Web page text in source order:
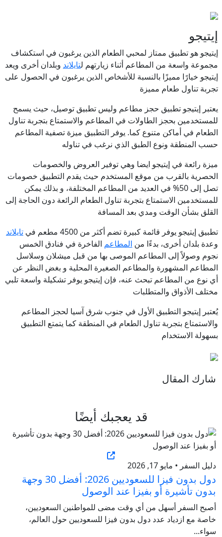
إيتيجو
إيتيجو هو تطبيق ممتاز لمحبي الطعام الذين يرغبون في استكشاف
مجموعة واسعة من المطاعم أثناء زيارتهم لتايلاند وبلدان أخرى ويعد
إيتيجو خيارًا مميزًا بالنسبة للأشخاص الذين يرغبون في الحصول على
تجربة تناول طعام مميزة
يعتبر إيتيجو تطبيق حجز مطاعم وليس تطبيق توصيل، حيث يسمح
للمستخدمين بحجز الطاولات في المطاعم والاستمتاع بتجربة تناول
الطعام في أماكن متنوع كما. يوفر التطبيق ميزة تصفية المطاعم
حسب المنطقة ونوع الطبق الذي نرغب في تناوله
ميزة رائعة في إيتيجو ايضا وهي توفير العروض والخصومات
الحصرية بالقرب من موقع المستخدم حيث يقدم التطبيق خصومات
تصل إلى 50% في العديد من المطاعم المختلفة، و بذلك يمكن
للمستخدمين الاستمتاع بتجربة تناول الطعام الرائعة دون الحاجة إلى
القلق بشأن الوقت ومدي بعد المسافة
تطبيق إيتيجو يوفر قائمة كبيرة تضم أكثر من 4500 مطعم في
تايلاند
وعدة بلدان أخرى، بدءًا من المطاعم الفاخرة في فنادق الخمس
نجوم وصولاً إلى المطاعم الموصى بها من قبل ميشلان وسلاسل
المطاعم المشهورة والمطاعم الصغيرة المحلية و بغض النظر عن
أي نوع من المطاعم تبحث عنه، فإن إيتيجو يوفر تشكيلة واسعة تلبي
مختلف الأذواق والمتطلبات
يُعتبر إيتيجو التطبيق الأول في جنوب شرق آسيا لحجز المطاعم
والاستمتاع بتجربة تناول الطعام في المنطقة كما يتمتع التطبيق
بسهولة الاستخدام
شارك المقال
قد يعجبك أيضًا
دليل السفر • مايو 17, 2026
دول بدون فيزا للسعوديين 2026: أفضل 30 وجهة
بدون تأشيرة أو بفيزا عند الوصول
أصبح السفر أسهل من أي وقت مضى للمواطنين السعوديين،
خاصة مع ازدياد عدد دول بدون فيزا للسعوديين حول العالم،
سواء...